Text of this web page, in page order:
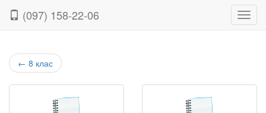
(097) 158-22-06
← 8 клас